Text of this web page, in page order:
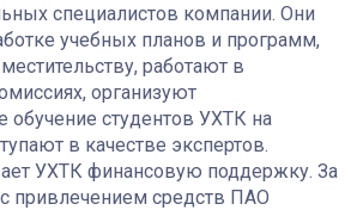
специалистов компании. Они
учебных планов и программ,
работают в
организуют
обучение студентов УХТК на
в качестве экспертов.
УХТК финансовую поддержку. За
привлечением средств ПАО